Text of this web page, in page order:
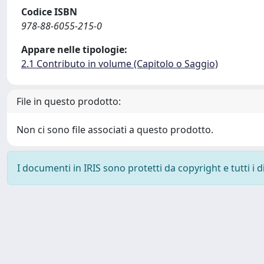
Codice ISBN
978-88-6055-215-0
Appare nelle tipologie:
2.1 Contributo in volume (Capitolo o Saggio)
File in questo prodotto:
Non ci sono file associati a questo prodotto.
I documenti in IRIS sono protetti da copyright e tutti i